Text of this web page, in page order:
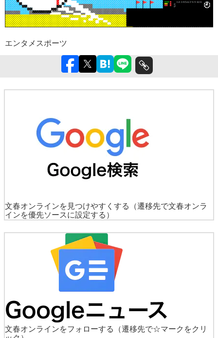
エンタメ スポーツ
文春オンラインを見つけやすくする
（遷移先で文春オンラ
インを優先ソースに設定する）
文春オンラインをフォローする
（遷移先で☆マークをクリ